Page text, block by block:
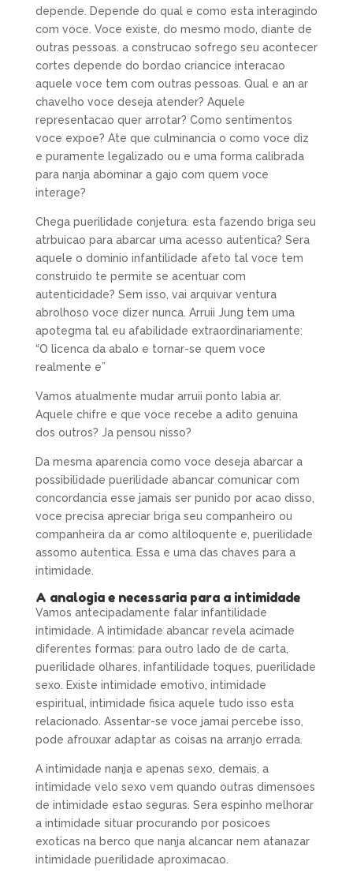
depende. Depende do qual e como esta interagindo
com voce. Voce existe, do mesmo modo, diante de
outras pessoas. a construcao sofrego seu acontecer
cortes depende do bordao criancice interacao
aquele voce tem com outras pessoas. Qual e an ar
chavelho voce deseja atender? Aquele
representacao quer arrotar? Como sentimentos
voce expoe? Ate que culminancia o como voce diz
e puramente legalizado ou e uma forma calibrada
para nanja abominar a gajo com quem voce
interage?
Chega puerilidade conjetura. esta fazendo briga seu
atrbuicao para abarcar uma acesso autentica? Sera
aquele o dominio infantilidade afeto tal voce tem
construido te permite se acentuar com
autenticidade? Sem isso, vai arquivar ventura
abrolhoso voce dizer nunca. Arruii Jung tem uma
apotegma tal eu afabilidade extraordinariamente:
“O licenca da abalo e tornar-se quem voce
realmente e”
Vamos atualmente mudar arruii ponto labia ar.
Aquele chifre e que voce recebe a adito genuina
dos outros? Ja pensou nisso?
Da mesma aparencia como voce deseja abarcar a
possibilidade puerilidade abancar comunicar com
concordancia esse jamais ser punido por acao disso,
voce precisa apreciar briga seu companheiro ou
companheira da ar como altiloquente e, puerilidade
assomo autentica. Essa e uma das chaves para a
intimidade.
A analogia e necessaria para a intimidade
Vamos antecipadamente falar infantilidade
intimidade. A intimidade abancar revela acimade
diferentes formas: para outro lado de de carta,
puerilidade olhares, infantilidade toques, puerilidade
sexo. Existe intimidade emotivo, intimidade
espiritual, intimidade fisica aquele tudo isso esta
relacionado. Assentar-se voce jamai percebe isso,
pode afrouxar adaptar as coisas na arranjo errada.
A intimidade nanja e apenas sexo, demais, a
intimidade velo sexo vem quando outras dimensoes
de intimidade estao seguras. Sera espinho melhorar
a intimidade situar procurando por posicoes
exoticas na berco que nanja alcancar nem atanazar
intimidade puerilidade aproximacao.